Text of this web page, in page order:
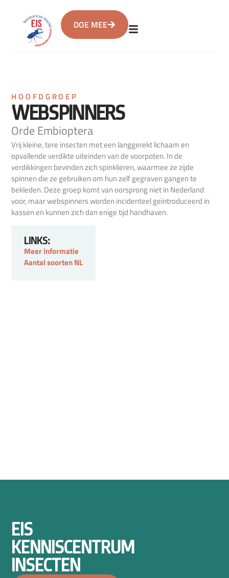
DOE MEE
HOOFDGROEP
WEBSPINNERS
Orde Embioptera
Vrij kleine, tere insecten met een langgerekt lichaam en
opvallende verdikte uiteinden van de voorpoten. In de
verdikkingen bevinden zich spinklieren, waarmee ze zijde
spinnen die ze gebruiken om hun zelf gegraven gangen te
bekleden. Deze groep komt van oorsprong niet in Nederland
voor, maar webspinners worden incidenteel geïntroduceerd in
kassen en kunnen zich dan enige tijd handhaven.
LINKS:
Meer informatie
Aantal soorten NL
EIS
KENNISCENTRUM
INSECTEN